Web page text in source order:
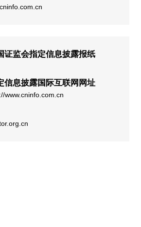
证监会指定信息披露报纸
信息披露国际互联网网址
www.cninfo.com.cn